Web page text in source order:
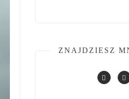
ZNAJDZIESZ